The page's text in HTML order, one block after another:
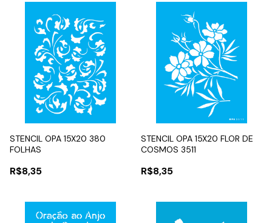
STENCIL OPA 15X20 380
FOLHAS
R$8,35
STENCIL OPA 15X20 FLOR DE
COSMOS 3511
R$8,35